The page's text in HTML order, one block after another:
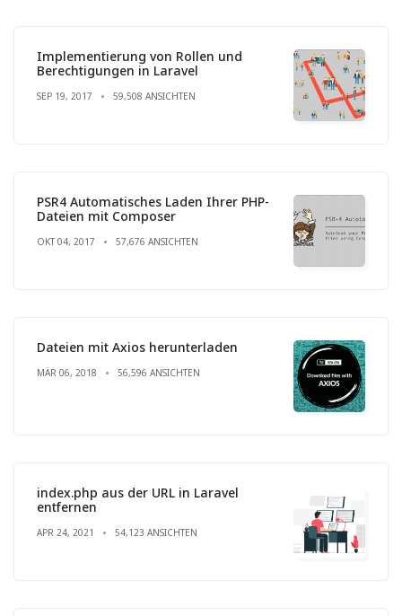
Implementierung von Rollen und
Berechtigungen in Laravel
SEP 19, 2017 59,508 ANSICHTEN
PSR4 Automatisches Laden Ihrer PHP-
Dateien mit Composer
OKT 04, 2017 57,676 ANSICHTEN
Dateien mit Axios herunterladen
MÄR 06, 2018 56,596 ANSICHTEN
index.php aus der URL in Laravel
entfernen
APR 24, 2021 54,123 ANSICHTEN